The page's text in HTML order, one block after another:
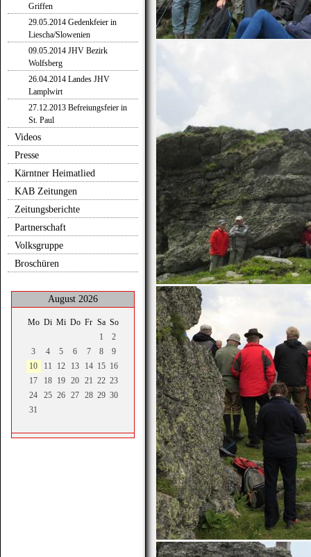
Griffen
29.05.2014 Gedenkfeier in
Liescha/Slowenien
09.05.2014 JHV Bezirk
Wolfsberg
26.04.2014 Landes JHV
Lamplwirt
27.12.2013 Befreiungsfeier in
St. Paul
Videos
Presse
Kärntner Heimatlied
KAB Zeitungen
Zeitungsberichte
Partnerschaft
Volksgruppe
Broschüren
August 2026
Mo Di Mi Do Fr Sa So
1
2
3
4 5 6 7 8
9
10
11 12 13 14 15 16
17
18 19 20 21 22 23
24
25 26 27 28 29 30
31